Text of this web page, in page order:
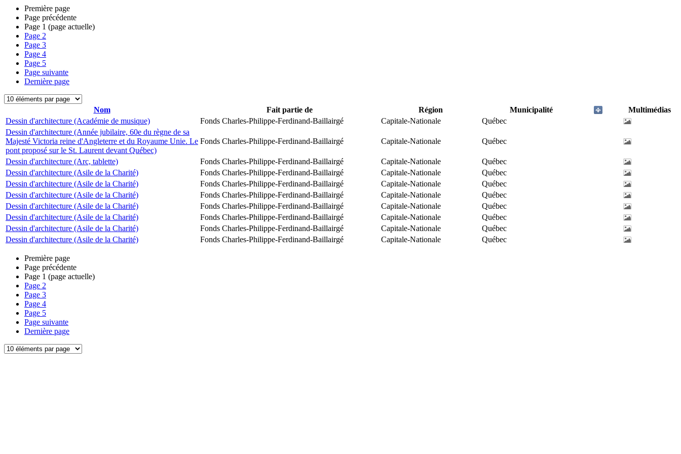
Première page
Page précédente
Page 1 (page actuelle)
Page 2
Page 3
Page 4
Page 5
Page suivante
Dernière page
Nom Fait partie de Région Municipalité
Multimédias
Dessin d'architecture (Académie de musique)
Fonds Charles-Philippe-Ferdinand-Baillairgé Capitale-Nationale
Québec
Dessin d'architecture (Année jubilaire, 60e du règne de sa
Majesté Victoria reine d'Angleterre et du Royaume Unie. Le
pont proposé sur le St. Laurent devant Québec)
Fonds Charles-Philippe-Ferdinand-Baillairgé Capitale-Nationale Québec
Dessin d'architecture (Arc, tablette) Fonds Charles-Philippe-Ferdinand-Baillairgé Capitale-Nationale
Québec
Dessin d'architecture (Asile de la Charité)
Fonds Charles-Philippe-Ferdinand-Baillairgé Capitale-Nationale
Québec
Dessin d'architecture (Asile de la Charité)
Fonds Charles-Philippe-Ferdinand-Baillairgé Capitale-Nationale
Québec
Dessin d'architecture (Asile de la Charité)
Fonds Charles-Philippe-Ferdinand-Baillairgé Capitale-Nationale
Québec
Dessin d'architecture (Asile de la Charité)
Fonds Charles-Philippe-Ferdinand-Baillairgé Capitale-Nationale
Québec
Dessin d'architecture (Asile de la Charité)
Fonds Charles-Philippe-Ferdinand-Baillairgé Capitale-Nationale
Québec
Dessin d'architecture (Asile de la Charité)
Fonds Charles-Philippe-Ferdinand-Baillairgé Capitale-Nationale
Québec
Dessin d'architecture (Asile de la Charité)
Fonds Charles-Philippe-Ferdinand-Baillairgé Capitale-Nationale Québec
Première page
Page précédente
Page 1 (page actuelle)
Page 2
Page 3
Page 4
Page 5
Page suivante
Dernière page